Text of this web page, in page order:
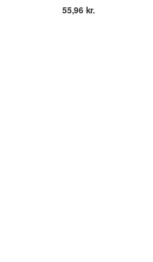
55,96 kr.